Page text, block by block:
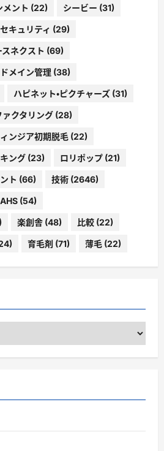
メント (22) シービー (31)
セキュリティ (29)
スネクスト (69)
ドメイン管理 (38)
ハピネット・ピクチャーズ (31)
ァクタリング (28)
ンジア初期脱毛 (22)
ング (23) ロリポップ (21)
ト (66) 技術 (2646)
(54)
楽創舎 (48) 比較 (22)
育毛剤 (71) 薄毛 (22)